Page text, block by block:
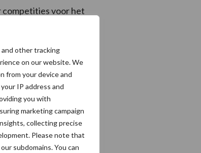
and other tracking
on our website. We
from your device and
IP address and
you with
marketing campaign
collecting precise
Please note that
subdomains. You can
competities voor het
schoonst is en het
dier het best te
dieren nog hoger
complimenten
Bij de strijd om het